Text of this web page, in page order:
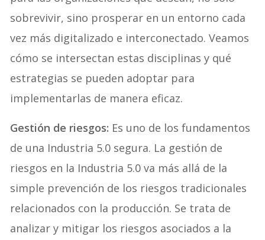
sobrevivir, sino prosperar en un entorno cada
vez más digitalizado e interconectado. Veamos
cómo se intersectan estas disciplinas y qué
estrategias se pueden adoptar para
implementarlas de manera eficaz.
Gestión de riesgos: Es uno de los fundamentos
de una Industria 5.0 segura. La gestión de
riesgos en la Industria 5.0 va más allá de la
simple prevención de los riesgos tradicionales
relacionados con la producción. Se trata de
analizar y mitigar los riesgos asociados a la